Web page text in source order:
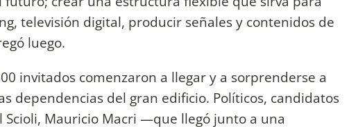
televisión digital, producir señales y contenidos de
luego.
invitados comenzaron a llegar y a sorprenderse a
dependencias del gran edificio. Políticos, candidatos
Scioli, Mauricio Macri —que llegó junto a una